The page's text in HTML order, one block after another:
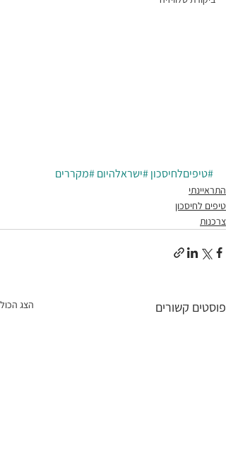
#טיפיםלחיסכון#ישראלהיום#מקררים
התראיינתי
טיפים לחיסכון
צרכנות
פוסטים קשורים הצג הכול